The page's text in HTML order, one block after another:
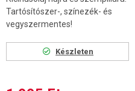
Tartósítószer-, színezék- és
vegyszermentes!
Készleten